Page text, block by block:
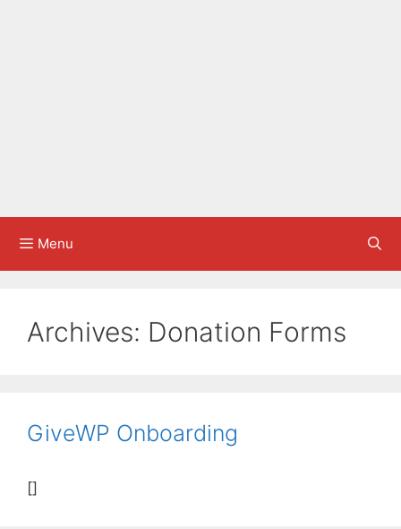
Menu
Archives: Donation Forms
GiveWP Onboarding
[]